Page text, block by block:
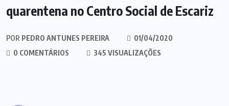
quarentena no Centro Social de Escariz
POR PEDRO ANTUNES PEREIRA
01/04/2020
0 COMENTÁRIOS
345 VISUALIZAÇÕES